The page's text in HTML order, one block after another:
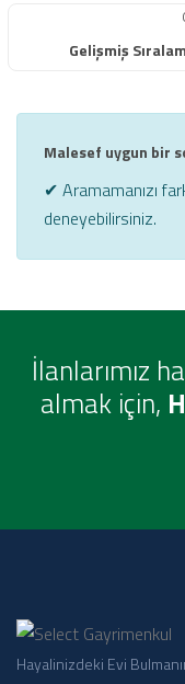
Gelişmiş
Malesef uygun bir
✔ Aramamanızı
deneyebilirsiniz.
İlanlarımız
almak için,
Hayalinizdeki Evi